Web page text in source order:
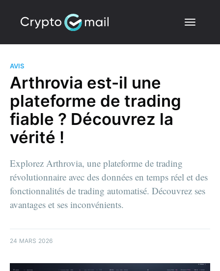
AVIS
Arthrovia est-il une
plateforme de trading
fiable ? Découvrez la
vérité !
Explorez Arthrovia, une plateforme de trading
révolutionnaire avec des données en temps réel et des
fonctionnalités de trading automatisé. Découvrez ses
avantages et ses inconvénients.
24 MARS 2026